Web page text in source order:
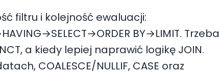
filtru i kolejność ewaluacji:
BY→LIMIT. Trzeba
a kiedy lepiej naprawić logikę JOIN.
COALESCE/NULLIF, CASE oraz